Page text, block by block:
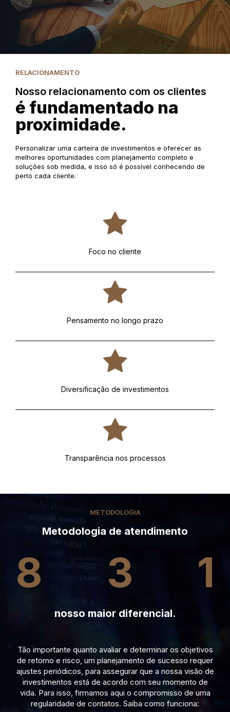
RELACIONAMENTO
Nosso relacionamento com os clientes
é fundamentado na
proximidade.
Personalizar uma carteira de investimentos e oferecer as
melhores oportunidades com planejamento completo e
soluções sob medida, e isso só é possível conhecendo de
perto cada cliente.
Foco no cliente
Pensamento no longo prazo
Diversificação de investimentos
Transparência nos processos
METODOLOGIA
Metodologia de atendimento
8 3 1
nosso maior diferencial.
Tão importante quanto avaliar e determinar os objetivos
de retorno e risco, um planejamento de sucesso requer
ajustes periódicos, para assegurar que a nossa visão de
investimentos está de acordo com seu momento de
vida. Para isso, firmamos aqui o compromisso de uma
regularidade de contatos. Saiba como funciona: